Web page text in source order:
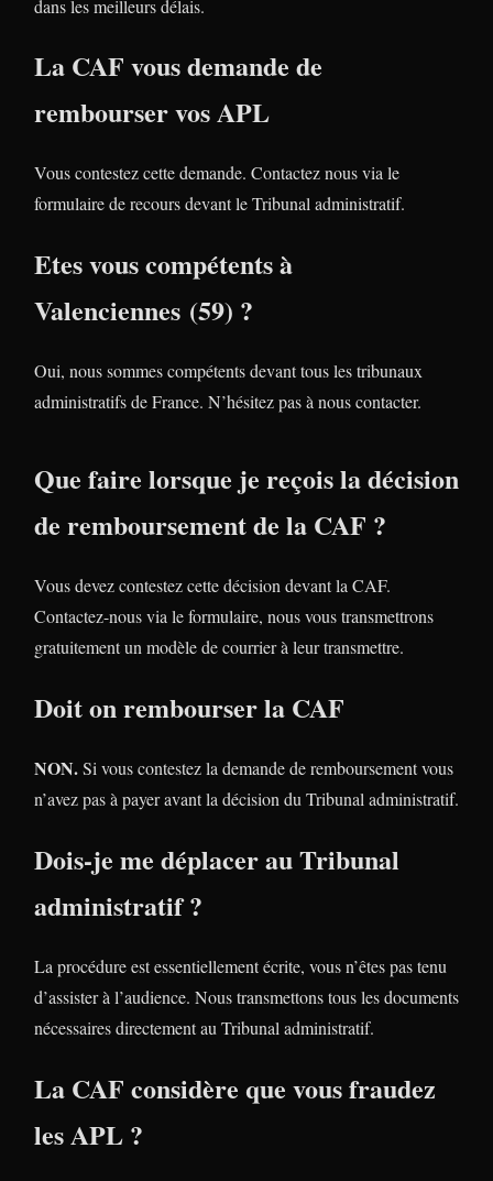
dans les meilleurs délais.
La CAF vous demande de
rembourser vos APL
Vous contestez cette demande. Contactez nous via le
formulaire de recours devant le Tribunal administratif.
Etes vous compétents à
Valenciennes (59) ?
Oui, nous sommes compétents devant tous les tribunaux
administratifs de France. N’hésitez pas à nous contacter.
Que faire lorsque je reçois la décision
de remboursement de la CAF ?
Vous devez contestez cette décision devant la CAF.
Contactez-nous via le formulaire, nous vous transmettrons
gratuitement un modèle de courrier à leur transmettre.
Doit on rembourser la CAF
NON.Si vous contestez la demande de remboursement vous
n’avez pas à payer avant la décision du Tribunal administratif.
Dois-je me déplacer au Tribunal
administratif ?
La procédure est essentiellement écrite, vous n’êtes pas tenu
d’assister à l’audience. Nous transmettons tous les documents
nécessaires directement au Tribunal administratif.
La CAF considère que vous fraudez
les APL ?